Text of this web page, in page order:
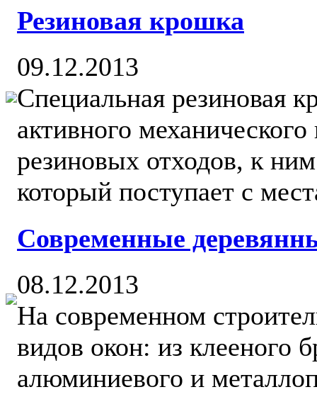
Резиновая крошка
09.12.2013
Специальная резиновая
активного
резиновых отходов, к
который поступает с
Современные
08.12.2013
На современном
видов окон: из клееного
алюминиевого и